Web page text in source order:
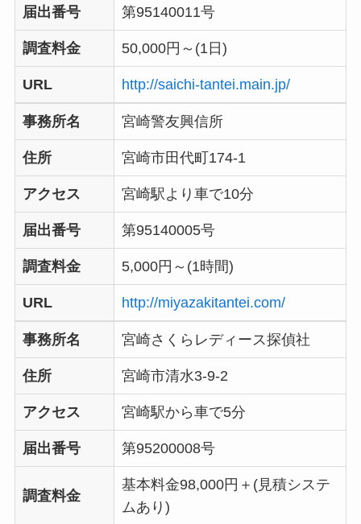
届出番号 第95140011号
調査料金 50,000円～(1日)
URL http://saichi-tantei.main.jp/
事務所名 宮崎警友興信所
住所 宮崎市田代町174-1
アクセス 宮崎駅より車で10分
届出番号 第95140005号
調査料金 5,000円～(1時間)
URL http://miyazakitantei.com/
事務所名 宮崎さくらレディース探偵社
住所 宮崎市清水3-9-2
アクセス 宮崎駅から車で5分
届出番号 第95200008号
調査料金
基本料金98,000円＋(見積システ
ムあり)